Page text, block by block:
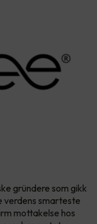
gründere som gikk
verdens smarteste
mottakelse hos